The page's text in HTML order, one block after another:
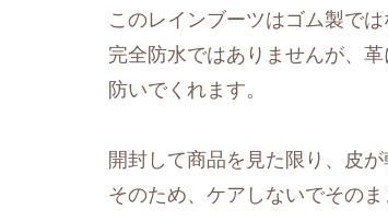
このレインブーツはゴム製で
完全防水ではありませんが、
防いでくれます。
開封して商品を見た限り、皮
そのため、ケアしないでその